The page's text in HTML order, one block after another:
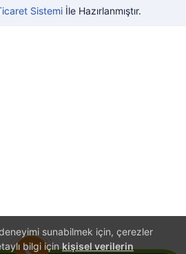
sunabilmek için, çerezler
bilgi için kişisel verilerin
Sistemiİle Hazırlanmıştır.